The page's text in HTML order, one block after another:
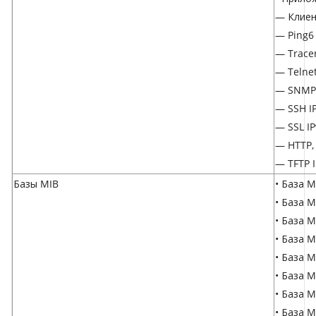
—
— Ping6
—
—
—
— SSH
— SSL
— HTTP,
— TFTP
Базы MIB
• База
• База
• База
• База
• База
• База
• База
• База